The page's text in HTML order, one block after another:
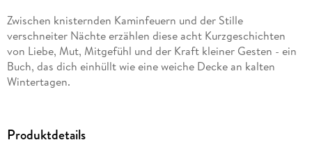
Zwischen knisternden Kaminfeuern und der Stille
verschneiter Nächte erzählen diese acht Kurzgeschichten
von Liebe, Mut, Mitgefühl und der Kraft kleiner Gesten - ein
Buch, das dich einhüllt wie eine weiche Decke an kalten
Wintertagen.
Produktdetails